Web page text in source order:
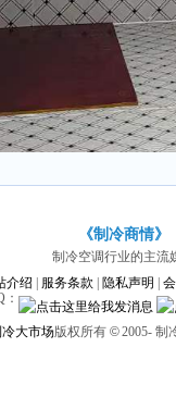
《制冷商情》
制冷空调行业的主流
介绍
服务条款 隐私声明
大市场版权所有 ©2005-制